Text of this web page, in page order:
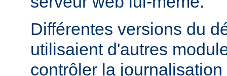
Différentes versions du
utilisaient d'autres
contrôler la